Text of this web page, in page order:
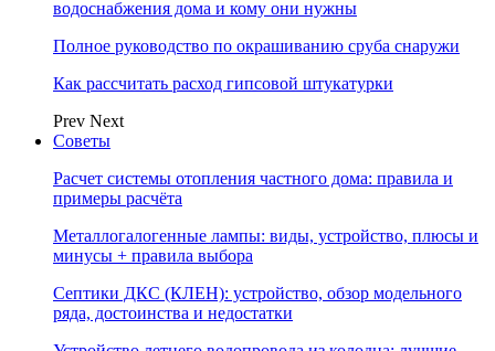
водоснабжения дома и кому они нужны
Полное руководство по окрашиванию сруба снаружи
Как рассчитать расход гипсовой штукатурки
Prev Next
Советы
Расчет системы отопления частного дома: правила и
примеры расчёта
Металлогалогенные лампы: виды, устройство, плюсы и
минусы + правила выбора
Септики ДКС (КЛЕН): устройство, обзор модельного
ряда, достоинства и недостатки